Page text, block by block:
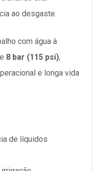
ao desgaste.
com água à
8 bar (115 psi),
e longa vida
de líquidos